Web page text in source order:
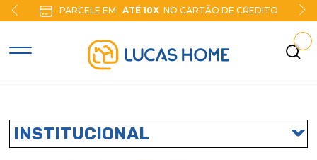
PARCELE EM ATÉ 10X NO CARTÃO DE CŔEDITO
INSTITUCIONAL